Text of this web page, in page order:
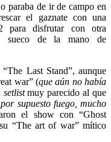
paraba de ir de campo en
el gaznate con una
para disfrutar con otra
sueco de la mano de
Last Stand”, aunque
war” (que aún no había
setlistmuy parecido al que
supuesto fuego, mucho
el show con “Ghost
“The art of war” mítico